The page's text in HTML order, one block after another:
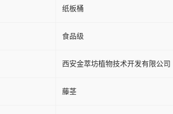
纸板桶
食品级
西安金萃坊植物技术开发有限公司
藤茎